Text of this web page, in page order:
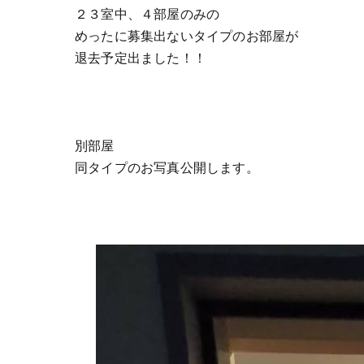
２３室中、４部屋のみの
めったに募集出ないタイプのお部屋が
退去予定出ました！！
別部屋
同タイプのお写真公開します。